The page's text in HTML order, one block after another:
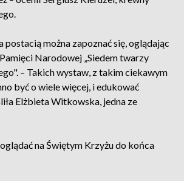
postacią można zapoznać się, oglądając
Narodowej „Siedem twarzy
– Takich wystaw, z takim ciekawym
być o wiele więcej, i edukować
Elżbieta Witkowska, jedna ze
na Świętym Krzyżu do końca